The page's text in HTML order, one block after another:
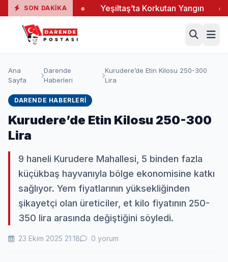
SON DAKIKA
Verdi ● Yeşiltaş’ta Korkutan Yangın ●
Ana
Sayfa
Darende
Haberleri
Kurudere’de Etin Kilosu 250-300
Lira
DARENDE HABERLERI
Kurudere’de Etin Kilosu 250-300
Lira
9 haneli Kurudere Mahallesi, 5 binden fazla
küçükbaş hayvanıyla bölge ekonomisine katkı
sağlıyor. Yem fiyatlarının yüksekliğinden
şikayetçi olan üreticiler, et kilo fiyatının 250-
350 lira arasında değiştiğini söyledi.
23 Ekim 2025 21:18 0 yorum